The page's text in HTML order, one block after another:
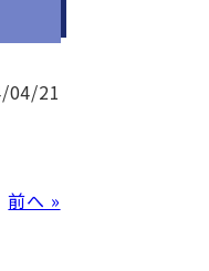
04/21
前へ »